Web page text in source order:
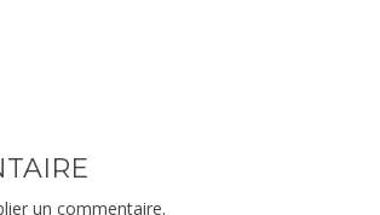
un commentaire.